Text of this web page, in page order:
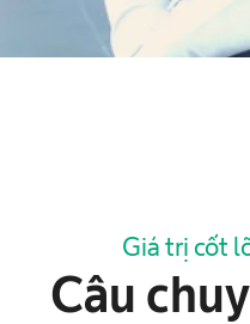
Giá trị cốt
Câu